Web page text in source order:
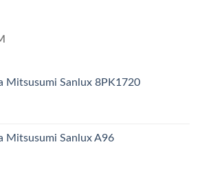
Mitsusumi Sanlux 8PK1720
Mitsusumi Sanlux A96